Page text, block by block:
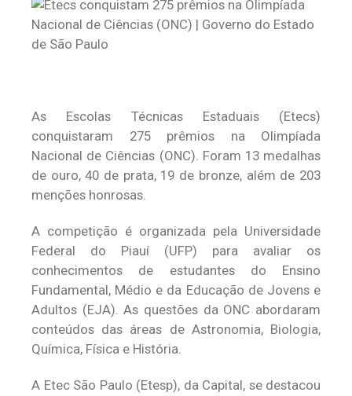
As Escolas Técnicas Estaduais (Etecs)
conquistaram 275 prêmios na Olimpíada
Nacional de Ciências (ONC). Foram 13 medalhas
de ouro, 40 de prata, 19 de bronze, além de 203
menções honrosas.
A competição é organizada pela Universidade
Federal do Piauí (UFP) para avaliar os
conhecimentos de estudantes do Ensino
Fundamental, Médio e da Educação de Jovens e
Adultos (EJA). As questões da ONC abordaram
conteúdos das áreas de Astronomia, Biologia,
Química, Física e História.
A Etec São Paulo (Etesp), da Capital, se destacou